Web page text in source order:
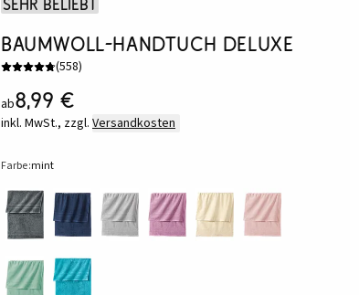
Sehr beliebt
Baumwoll-Handtuch Deluxe
(558)
ab8,99 €
inkl. MwSt., zzgl. Versandkosten
Farbe:mint